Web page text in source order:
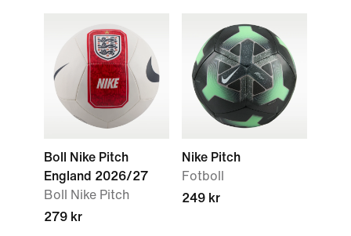
Boll Nike Pitch
England 2026/27
Boll Nike Pitch
279 kr
Nike Pitch
Fotboll
249 kr